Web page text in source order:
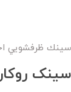
سينك ظرفشويي
سینک روکار